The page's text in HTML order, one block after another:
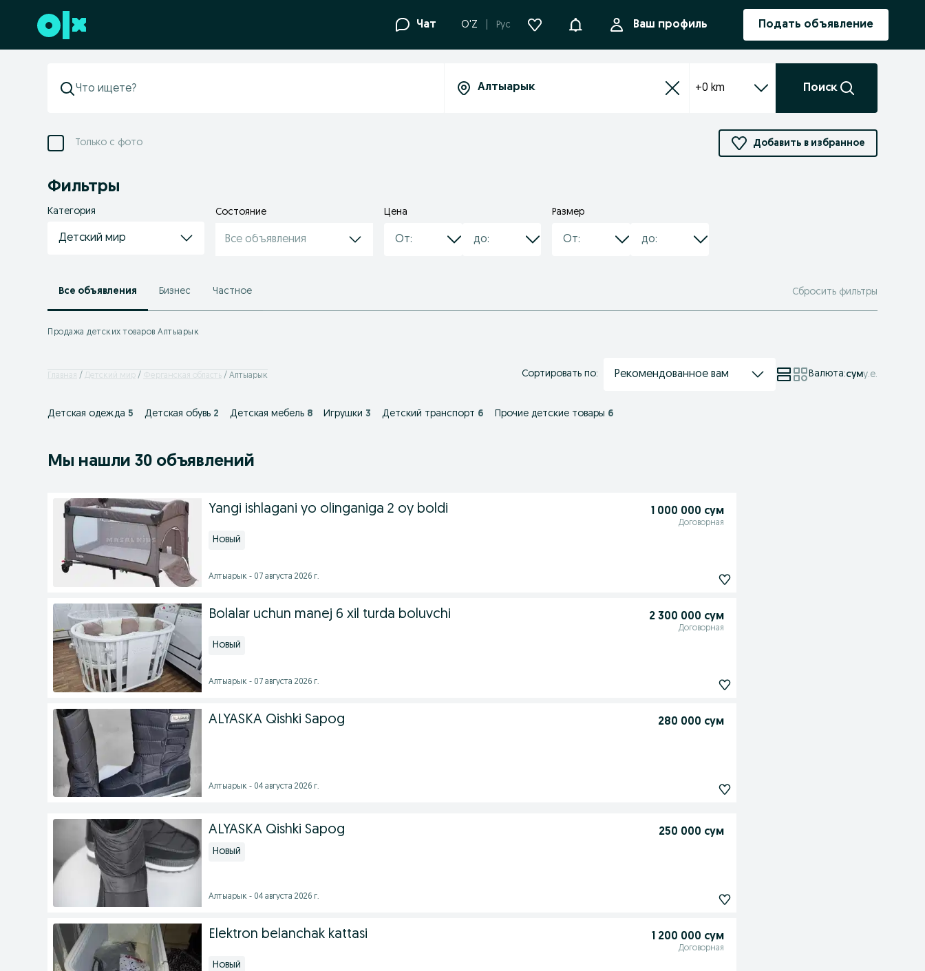
Перейти к нижнему колонтитулу Чат O'Z Рус УведомленияВаш профиль Подать объявление
+0 km Поиск
Только с фото Добавить в избранное
Фильтры
Категория
Детский мир
Состояние
Все объявления
Цена Размер
Все объявления Бизнес Частное Сбросить фильтры
Продажа детских товаров Алтыарык
Главная Детский мир Ферганская область Алтыарык Сортировать по: Рекомендованное вам Валюта:суму.е.
Детская одежда 5 Детская обувь 2 Детская мебель 8 Игрушки 3 Детский транспорт 6 Прочие детские товары 6
Мы нашли 30 объявлений
Yangi ishlagani yo olinganiga 2 oy boldi 1 000 000 сум
Договорная
Новый
Алтыарык - 07 августа 2026 г.
Bolalar uchun manej 6 xil turda boluvchi 2 300 000 сум
Договорная
Новый
Алтыарык - 07 августа 2026 г.
ALYASKA Qishki Sapog 280 000 сум
Алтыарык - 04 августа 2026 г.
ALYASKA Qishki Sapog 250 000 сум
Новый
Алтыарык - 04 августа 2026 г.
Elektron belanchak kattasi 1 200 000 сум
Договорная
Новый